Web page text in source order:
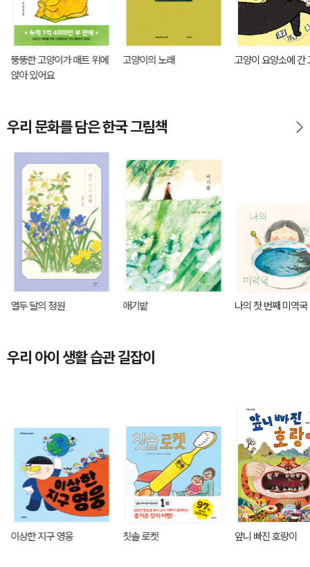
뚱뚱한 고양이가 매트 위에
앉아 있어요
고양이의 노래 고양이 요양소에 간
우리 문화를 담은 한국 그림책
열두 달의 정원 애기밭 나의 첫 번째 미역국
우리 아이 생활 습관 길잡이
이상한 지구 영웅 칫솔 로켓 앞니 빠진 호랑이